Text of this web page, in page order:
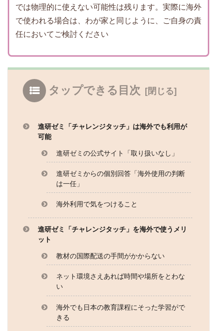
では物理的に使えない可能性は残ります。実際に海外
で使われる場合は、わが家と同じように、ご自身の責
任においてご検討ください
タップできる目次
進研ゼミ「チャレンジタッチ」は海外でも利用が
可能
進研ゼミの公式サイト「取り扱いなし」
進研ゼミからの個別回答「海外使用の判断
は一任」
海外利用で気をつけること
進研ゼミ「チャレンジタッチ」を海外で使うメリ
ット
教材の国際配送の手間がかからない
ネット環境さえあれば時間や場所をとわな
い
海外でも日本の教育課程にそった学習がで
きる